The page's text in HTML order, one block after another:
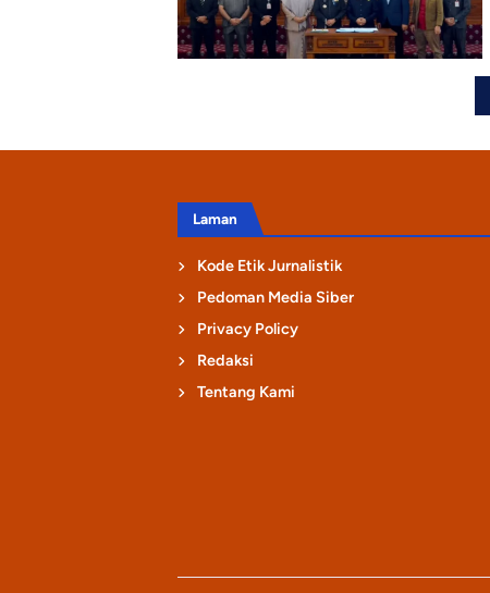
Laman
Kode Etik Jurnalistik
Pedoman Media Siber
Privacy Policy
Redaksi
Tentang Kami